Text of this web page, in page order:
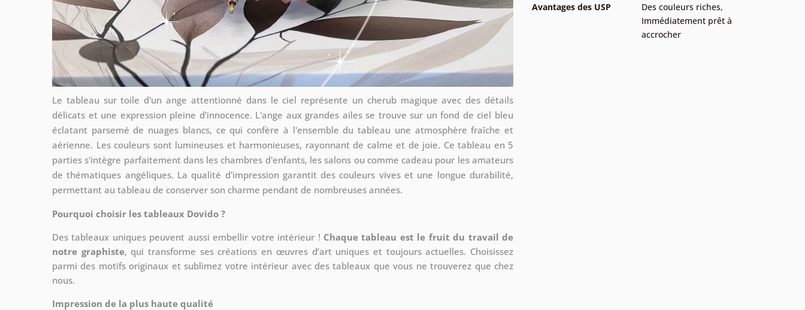
Le tableau sur toile d'un ange attentionné dans le ciel représente un cherub magique avec des détails
délicats et une expression pleine d'innocence. L'ange aux grandes ailes se trouve sur un fond de ciel bleu
éclatant parsemé de nuages blancs, ce qui confère à l'ensemble du tableau une atmosphère fraîche et
aérienne. Les couleurs sont lumineuses et harmonieuses, rayonnant de calme et de joie. Ce tableau en 5
parties s'intègre parfaitement dans les chambres d'enfants, les salons ou comme cadeau pour les amateurs
de thématiques angéliques. La qualité d'impression garantit des couleurs vives et une longue durabilité,
permettant au tableau de conserver son charme pendant de nombreuses années.
Pourquoi choisir les tableaux Dovido ?
Des tableaux uniques peuvent aussi embellir votre intérieur ! Chaque tableau est le fruit du travail de
notre graphiste, qui transforme ses créations en œuvres d’art uniques et toujours actuelles. Choisissez
parmi des motifs originaux et sublimez votre intérieur avec des tableaux que vous ne trouverez que chez
nous.
Impression de la plus haute qualité
Avantages des USP
Des couleurs riches,
Immédiatement prêt à
accrocher